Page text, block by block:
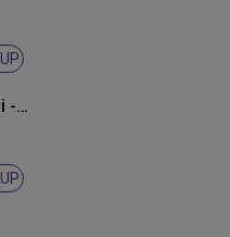
Piękni i Młodzi - Jak w bajce (ti amo) (Radio Edit)